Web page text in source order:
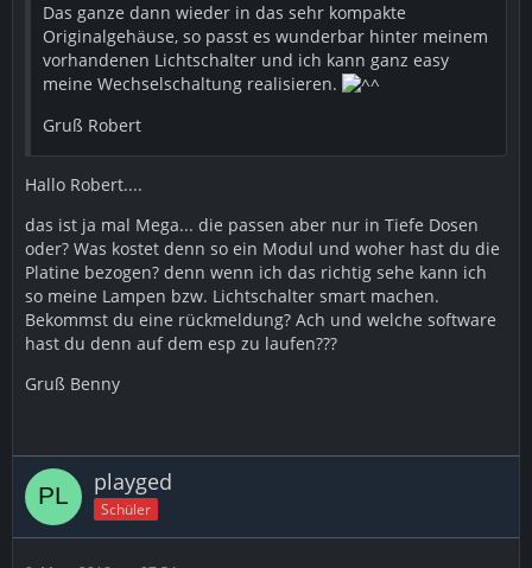
Das ganze dann wieder in das sehr kompakte
Originalgehäuse, so passt es wunderbar hinter meinem
vorhandenen Lichtschalter und ich kann ganz easy
meine Wechselschaltung realisieren.
Gruß Robert
Hallo Robert....
das ist ja mal Mega... die passen aber nur in Tiefe Dosen
oder? Was kostet denn so ein Modul und woher hast du die
Platine bezogen? denn wenn ich das richtig sehe kann ich
so meine Lampen bzw. Lichtschalter smart machen.
Bekommst du eine rückmeldung? Ach und welche software
hast du denn auf dem esp zu laufen???
Gruß Benny
playged
Schüler